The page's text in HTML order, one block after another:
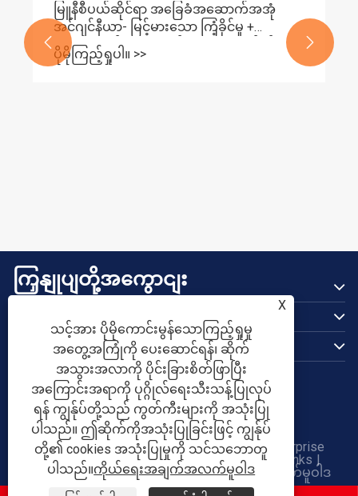
 
ကြှနျုပျတို့အကွောငျး
ကြှနျုပျတို့ကိုဆကျသှယျရနျ
ကြှနျုပျတို့နောကျလိုကျပါ
မူပိုင်ခွင့် © 2026 Tianjin Shunchen Hongye Enterprise
Management Co., Ltd. All Rights Reserved.
Links |
Sitemap | RSS | XML | ကိုယ်ရေးအချက်အလက်မူဝါဒ
X
သင့်အား ပိုမိုကောင်းမွန်သောကြည့်ရှုမှု
အတွေ့အကြုံကို ပေးဆောင်ရန်၊ ဆိုက်
အသွားအလာကို ပိုင်းခြားစိတ်ဖြာပြီး
အကြောင်းအရာကို ပုဂ္ဂိုလ်ရေးသီးသန့်ပြုလုပ်
ရန် ကျွန်ုပ်တို့သည် ကွတ်ကီးများကို အသုံးပြု
ပါသည်။ ဤဆိုက်ကိုအသုံးပြုခြင်းဖြင့် ကျွန်ုပ်
တို့၏ cookies အသုံးပြုမှုကို သင်သဘောတူ
ပါသည်။ကိုယ်ရေးအချက်အလက်မူဝါဒ